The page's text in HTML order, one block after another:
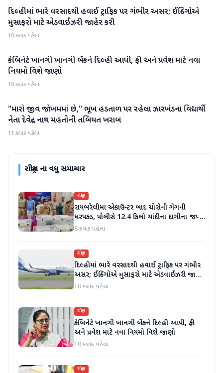
રાષ્ટ્રીય
દિલ્હીમાં ભારે વરસાદથી હવાઈ ટ્રાફિક પર ગંભીર અસર; ઈન્ડિગોએ
મુસાફરો માટે એડવાઈઝરી જાહેર કરી
10 કલાક પહેલા
રાષ્ટ્રીય
કેબિનેટે ખાનગી ખાનગી બેંકને દિલ્હી આપી, ફી અને પ્રવેશ માટે નવા
નિયમો વિશે જાણો
10 કલાક પહેલા
રાષ્ટ્રીય
"મારો જીવ જોખમમાં છે," ભૂખ હડતાળ પર રહેલા ઝારખંડના વિદ્યાર્થી
નેતા દેવેન્દ્ર નાથ મહતોની તબિયત ખરાબ
11 કલાક પહેલા
રાષ્ટ્રીયના વધુ સમાચાર
રાષ્ટ્રીય
રાયબરેલીમાં એન્કાઉન્ટર બાદ ચોરોની ગેંગની
ધરપકડ, પોલીસે 12.4 કિલો ચાંદીના દાગીના જપ્ત
કર્યા
8 કલાક પહેલા
રાષ્ટ્રીય
દિલ્હીમાં ભારે વરસાદથી હવાઈ ટ્રાફિક પર ગંભીર
અસર; ઈન્ડિગોએ મુસાફરો માટે એડવાઈઝરી જાહેર
કરી
10 કલાક પહેલા
રાષ્ટ્રીય
કેબિનેટે ખાનગી ખાનગી બેંકને દિલ્હી આપી, ફી
અને પ્રવેશ માટે નવા નિયમો વિશે જાણો
10 કલાક પહેલા
રાષ્ટ્રીય